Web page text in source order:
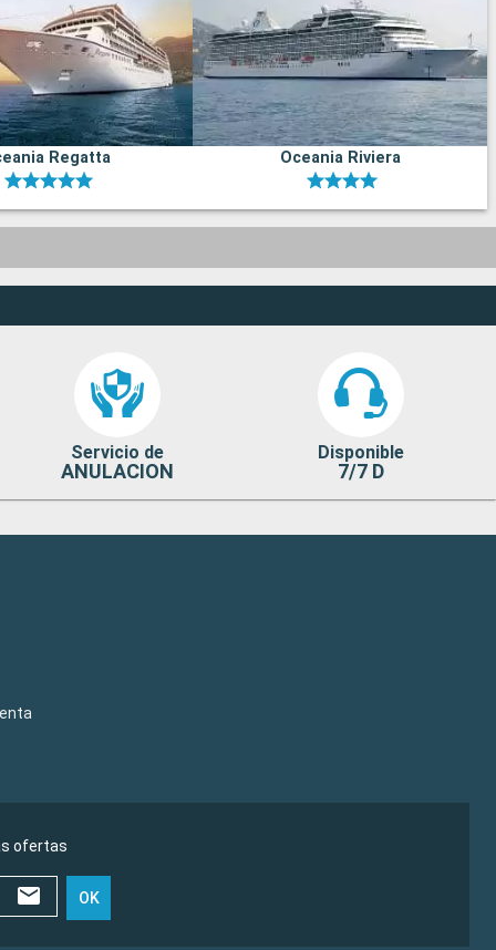
Regatta Oceania Riviera
Servicio de
ANULACION
Disponible
7/7 D
ofertas
OK